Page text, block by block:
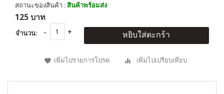
สถานะของสินค้า : สินค้าพร้อมส่ง
125 บาท
จำนวน: หยิบใส่ตะกร้า
เพิ่มไปรายการโปรด เพิ่มไปเปรียบเทียบ